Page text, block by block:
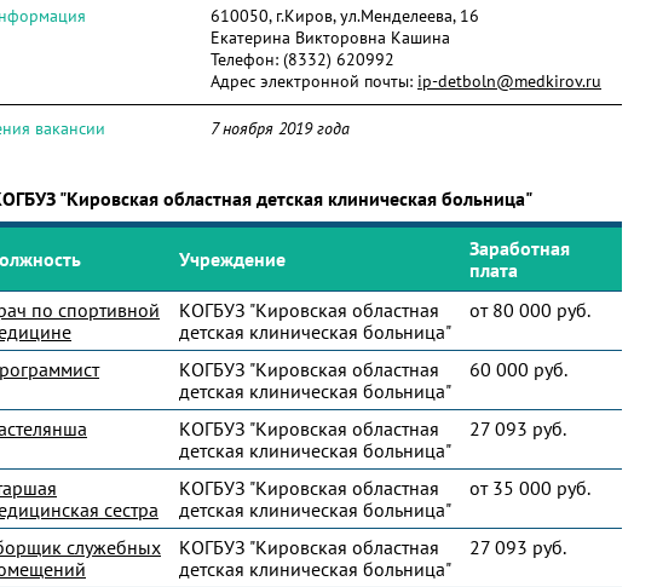
610050, г.Киров, ул.Менделеева, 16
Екатерина Викторовна Кашина
Телефон: (8332) 620992
Адрес электронной почты: ip-detboln@medkirov.ru
вакансии 7 ноября 2019 года
"Кировская областная детская клиническая больница"
Учреждение
Заработная
плата
по спортивной
КОГБУЗ "Кировская областная
детская клиническая больница"
от 80 000 руб.
КОГБУЗ "Кировская областная
детская клиническая больница"
60 000 руб.
КОГБУЗ "Кировская областная
детская клиническая больница"
27 093 руб.
сестра
КОГБУЗ "Кировская областная
детская клиническая больница"
от 35 000 руб.
служебных
КОГБУЗ "Кировская областная
детская клиническая больница"
27 093 руб.